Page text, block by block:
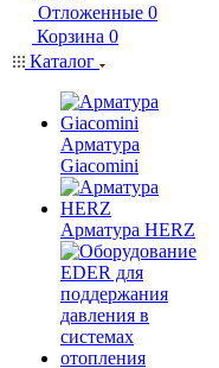
Отложенные 0
Корзина 0
Каталог
Арматура
Giacomini
Арматура HERZ